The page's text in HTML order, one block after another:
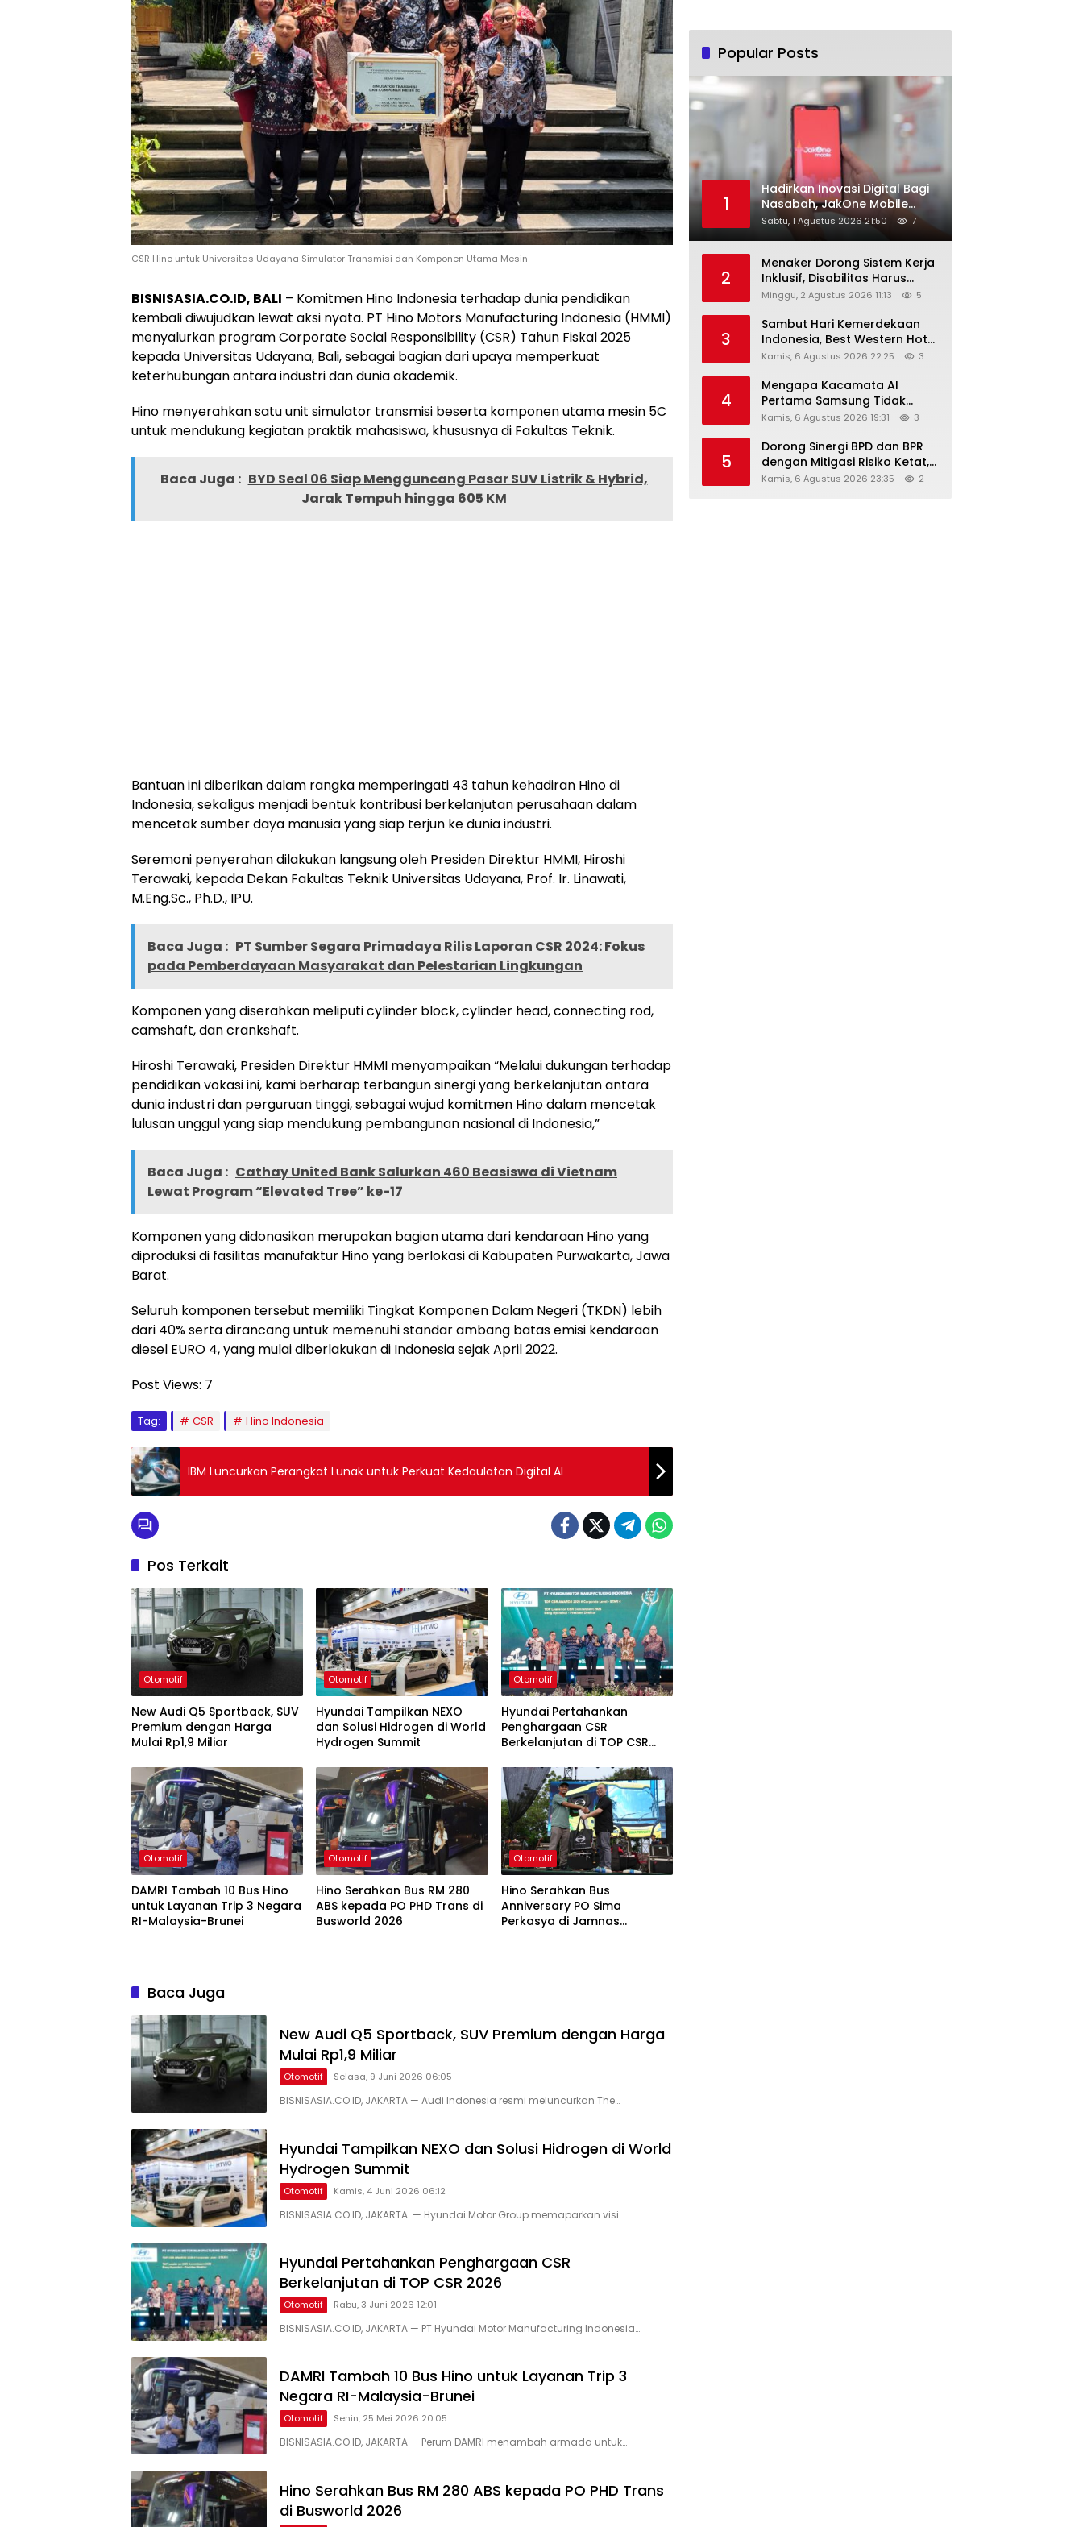
CSR Hino untuk Universitas Udayana Simulator Transmisi dan Komponen Utama Mesin
BISNISASIA.CO.ID, BALI – Komitmen Hino Indonesia terhadap dunia pendidikan
kembali diwujudkan lewat aksi nyata. PT Hino Motors Manufacturing Indonesia (HMMI)
menyalurkan program Corporate Social Responsibility (CSR) Tahun Fiskal 2025
kepada Universitas Udayana, Bali, sebagai bagian dari upaya memperkuat
keterhubungan antara industri dan dunia akademik.
Hino menyerahkan satu unit simulator transmisi beserta komponen utama mesin 5C
untuk mendukung kegiatan praktik mahasiswa, khususnya di Fakultas Teknik.
Baca Juga : BYD Seal 06 Siap Mengguncang Pasar SUV Listrik & Hybrid,
Jarak Tempuh hingga 605 KM
Bantuan ini diberikan dalam rangka memperingati 43 tahun kehadiran Hino di
Indonesia, sekaligus menjadi bentuk kontribusi berkelanjutan perusahaan dalam
mencetak sumber daya manusia yang siap terjun ke dunia industri.
Seremoni penyerahan dilakukan langsung oleh Presiden Direktur HMMI, Hiroshi
Terawaki, kepada Dekan Fakultas Teknik Universitas Udayana, Prof. Ir. Linawati,
M.Eng.Sc., Ph.D., IPU.
Baca Juga : PT Sumber Segara Primadaya Rilis Laporan CSR 2024: Fokus
pada Pemberdayaan Masyarakat dan Pelestarian Lingkungan
Komponen yang diserahkan meliputi cylinder block, cylinder head, connecting rod,
camshaft, dan crankshaft.
Hiroshi Terawaki, Presiden Direktur HMMI menyampaikan “Melalui dukungan terhadap
pendidikan vokasi ini, kami berharap terbangun sinergi yang berkelanjutan antara
dunia industri dan perguruan tinggi, sebagai wujud komitmen Hino dalam mencetak
lulusan unggul yang siap mendukung pembangunan nasional di Indonesia,”
Baca Juga : Cathay United Bank Salurkan 460 Beasiswa di Vietnam
Lewat Program “Elevated Tree” ke-17
Komponen yang didonasikan merupakan bagian utama dari kendaraan Hino yang
diproduksi di fasilitas manufaktur Hino yang berlokasi di Kabupaten Purwakarta, Jawa
Barat.
Seluruh komponen tersebut memiliki Tingkat Komponen Dalam Negeri (TKDN) lebih
dari 40% serta dirancang untuk memenuhi standar ambang batas emisi kendaraan
diesel EURO 4, yang mulai diberlakukan di Indonesia sejak April 2022.
Post Views: 7
Tag: CSR Hino Indonesia
IBM Luncurkan Perangkat Lunak untuk Perkuat Kedaulatan Digital AI
Pos Terkait
Otomotif
New Audi Q5 Sportback, SUV
Premium dengan Harga
Mulai Rp1,9 Miliar
Otomotif
Hyundai Tampilkan NEXO
dan Solusi Hidrogen di World
Hydrogen Summit
Otomotif
Hyundai Pertahankan
Penghargaan CSR
Berkelanjutan di TOP CSR
Otomotif
DAMRI Tambah 10 Bus Hino
untuk Layanan Trip 3 Negara
RI-Malaysia-Brunei
Otomotif
Hino Serahkan Bus RM 280
ABS kepada PO PHD Trans di
Busworld 2026
Otomotif
Hino Serahkan Bus
Anniversary PO Sima
Perkasya di Jamnas
Baca Juga
New Audi Q5 Sportback, SUV Premium dengan Harga
Mulai Rp1,9 Miliar
Otomotif Selasa, 9 Juni 2026 06:05
BISNISASIA.CO.ID, JAKARTA — Audi Indonesia resmi meluncurkan The…
Hyundai Tampilkan NEXO dan Solusi Hidrogen di World
Hydrogen Summit
Otomotif Kamis, 4 Juni 2026 06:12
BISNISASIA.CO.ID, JAKARTA — Hyundai Motor Group memaparkan visi…
Hyundai Pertahankan Penghargaan CSR
Berkelanjutan di TOP CSR 2026
Otomotif Rabu, 3 Juni 2026 12:01
BISNISASIA.CO.ID, JAKARTA — PT Hyundai Motor Manufacturing Indonesia…
DAMRI Tambah 10 Bus Hino untuk Layanan Trip 3
Negara RI-Malaysia-Brunei
Otomotif Senin, 25 Mei 2026 20:05
BISNISASIA.CO.ID, JAKARTA — Perum DAMRI menambah armada untuk…
Hino Serahkan Bus RM 280 ABS kepada PO PHD Trans
di Busworld 2026
Popular Posts
1
Hadirkan Inovasi Digital Bagi
Nasabah, JakOne Mobile
Antar Bank Jakarta Sukses
Raih Digital Excellence
Sabtu, 1 Agustus 2026 21:50 7
2
Menaker Dorong Sistem Kerja
Inklusif, Disabilitas Harus
Dapat Kesempatan Setara
Minggu, 2 Agustus 2026 11:13 5
3
Sambut Hari Kemerdekaan
Indonesia, Best Western Hotel
Hadirkan The Freedom Stay
Kamis, 6 Agustus 2026 22:25 3
4
Mengapa Kacamata AI
Pertama Samsung Tidak
Dibekali Layar?
Kamis, 6 Agustus 2026 19:31 3
5
Dorong Sinergi BPD dan BPR
dengan Mitigasi Risiko Ketat,
Ini Penjelasan Ketum
Kamis, 6 Agustus 2026 23:35 2